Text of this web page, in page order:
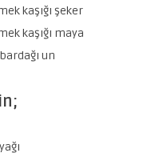
kaşığı şeker
kaşığı maya
un